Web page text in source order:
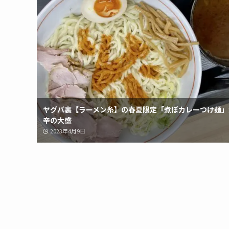
ヤグバ裏【ラーメン糸】の春夏限定「煮ぼカレーつけ麺
辛の大盛
2023年4月9日